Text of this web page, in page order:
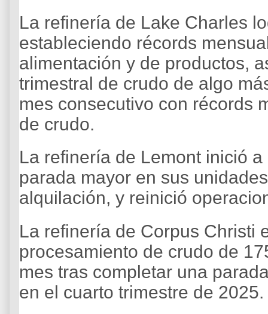
La refinería de Lake Charles
estableciendo récords
alimentación y de productos,
trimestral de crudo de algo
mes consecutivo con récords
de crudo.
La refinería de Lemont inició
parada mayor en sus
alquilación, y reinició
La refinería de Corpus Christi
procesamiento de crudo de
mes tras completar una
en el cuarto trimestre de 2025.